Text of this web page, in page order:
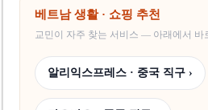
베트남 생활 · 쇼핑 추천
교민이 자주 찾는 서비스 — 아래에서 바
알리익스프레스 · 중국 직구 ›